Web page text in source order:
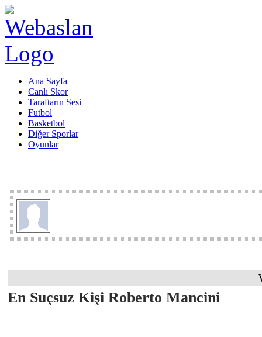
Ana Sayfa
Canlı Skor
Taraftarın Sesi
Futbol
Basketbol
Diğer Sporlar
Oyunlar
En Suçsuz Kişi Roberto Mancini